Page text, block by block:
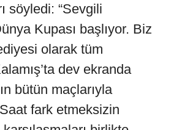
söyledi: “Sevgili
Kupası başlıyor. Biz
olarak tüm
dev ekranda
bütün maçlarıyla
fark etmeksizin